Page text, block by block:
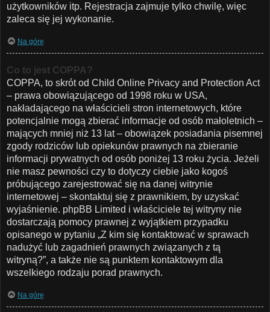
użytkowników itp. Rejestracja zajmuje tylko chwilę, więc
zaleca się jej wykonanie.
Na górę
Co to jest COPPA?
COPPA, to skrót od Child Online Privacy and Protection Act
– prawa obowiązującego od 1998 roku w USA,
nakładającego na właścicieli stron internetowych, które
potencjalnie mogą zbierać informacje od osób małoletnich –
mających mniej niż 13 lat – obowiązek posiadania pisemnej
zgody rodziców lub opiekunów prawnych na zbieranie
informacji prywatnych od osób poniżej 13 roku życia. Jeżeli
nie masz pewności czy to dotyczy ciebie jako kogoś
próbującego zarejestrować się na danej witrynie
internetowej – skontaktuj się z prawnikiem, by uzyskać
wyjaśnienie. phpBB Limited i właściciele tej witryny nie
dostarczają pomocy prawnej z wyjątkiem przypadku
opisanego w pytaniu „Z kim się kontaktować w sprawach
nadużyć lub zagadnień prawnych związanych z tą
witryną?”, a także nie są punktem kontaktowym dla
wszelkiego rodzaju porad prawnych.
Na górę